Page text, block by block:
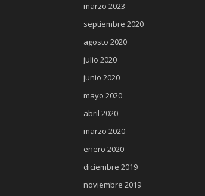
marzo 2023
septiembre 2020
agosto 2020
julio 2020
junio 2020
mayo 2020
abril 2020
marzo 2020
enero 2020
diciembre 2019
noviembre 2019